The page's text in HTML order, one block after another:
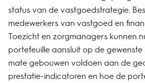
status van de vastgoedstrategie.
medewerkers van vastgoed en
Toezicht en zorgmanagers kunnen
portefeuille aansluit op de gewenste
mate gebouwen voldoen aan de
prestatie-indicatoren en hoe de